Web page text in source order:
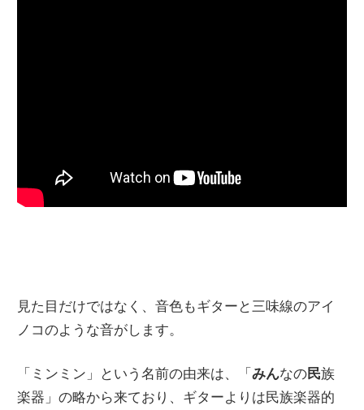
見た目だけではなく、音色もギターと三味線のアイ
ノコのような音がします。
「ミンミン」という名前の由来は、「みんなの民族
楽器」の略から来ており、ギターよりは民族楽器的